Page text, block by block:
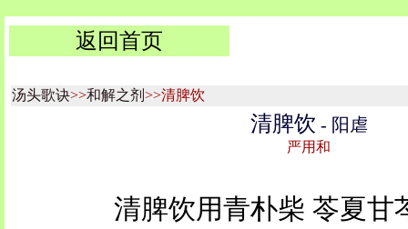
返回首页
汤头歌诀>>和解之剂 >>清脾饮
清脾饮 - 阳虐
严用和
清脾饮用青朴柴 苓夏甘